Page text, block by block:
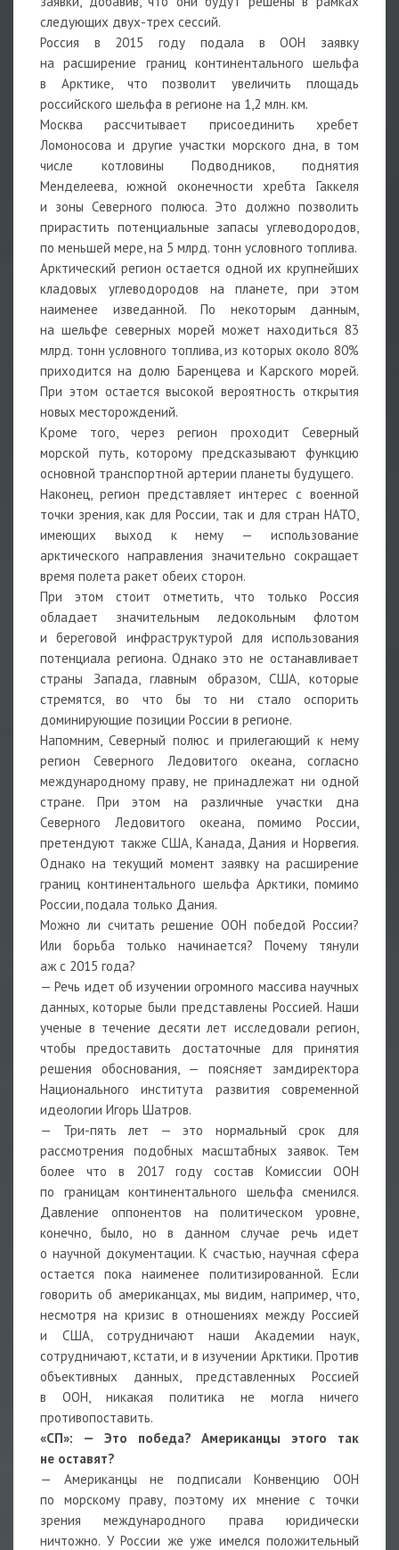
следующих двух-трех сессий.
Россия в 2015 году подала в ООН заявку
на расширение границ континентального шельфа
в Арктике, что позволит увеличить площадь
российского шельфа в регионе на 1,2 млн. км.
Москва рассчитывает присоединить хребет
Ломоносова и другие участки морского дна, в том
числе котловины Подводников, поднятия
Менделеева, южной оконечности хребта Гаккеля
и зоны Северного полюса. Это должно позволить
прирастить потенциальные запасы углеводородов,
по меньшей мере, на 5 млрд. тонн условного топлива.
Арктический регион остается одной их крупнейших
кладовых углеводородов на планете, при этом
наименее изведанной. По некоторым данным,
на шельфе северных морей может находиться 83
млрд. тонн условного топлива, из которых около 80%
приходится на долю Баренцева и Карского морей.
При этом остается высокой вероятность открытия
новых месторождений.
Кроме того, через регион проходит Северный
морской путь, которому предсказывают функцию
основной транспортной артерии планеты будущего.
Наконец, регион представляет интерес с военной
точки зрения, как для России, так и для стран НАТО,
имеющих выход к нему — использование
арктического направления значительно сокращает
время полета ракет обеих сторон.
При этом стоит отметить, что только Россия
обладает значительным ледокольным флотом
и береговой инфраструктурой для использования
потенциала региона. Однако это не останавливает
страны Запада, главным образом, США, которые
стремятся, во что бы то ни стало оспорить
доминирующие позиции России в регионе.
Напомним, Северный полюс и прилегающий к нему
регион Северного Ледовитого океана, согласно
международному праву, не принадлежат ни одной
стране. При этом на различные участки дна
Северного Ледовитого океана, помимо России,
претендуют также США, Канада, Дания и Норвегия.
Однако на текущий момент заявку на расширение
границ континентального шельфа Арктики, помимо
России, подала только Дания.
Можно ли считать решение ООН победой России?
Или борьба только начинается? Почему тянули
аж с 2015 года?
— Речь идет об изучении огромного массива научных
данных, которые были представлены Россией. Наши
ученые в течение десяти лет исследовали регион,
чтобы предоставить достаточные для принятия
решения обоснования, — поясняет замдиректора
Национального института развития современной
идеологии Игорь Шатров.
— Три-пять лет — это нормальный срок для
рассмотрения подобных масштабных заявок. Тем
более что в 2017 году состав Комиссии ООН
по границам континентального шельфа сменился.
Давление оппонентов на политическом уровне,
конечно, было, но в данном случае речь идет
о научной документации. К счастью, научная сфера
остается пока наименее политизированной. Если
говорить об американцах, мы видим, например, что,
несмотря на кризис в отношениях между Россией
и США, сотрудничают наши Академии наук,
сотрудничают, кстати, и в изучении Арктики. Против
объективных данных, представленных Россией
в ООН, никакая политика не могла ничего
противопоставить.
«СП»:
— Это победа? Американцы этого так
не оставят?
— Американцы не подписали Конвенцию ООН
по морскому праву, поэтому их мнение с точки
зрения международного права юридически
ничтожно. У России же уже имелся положительный